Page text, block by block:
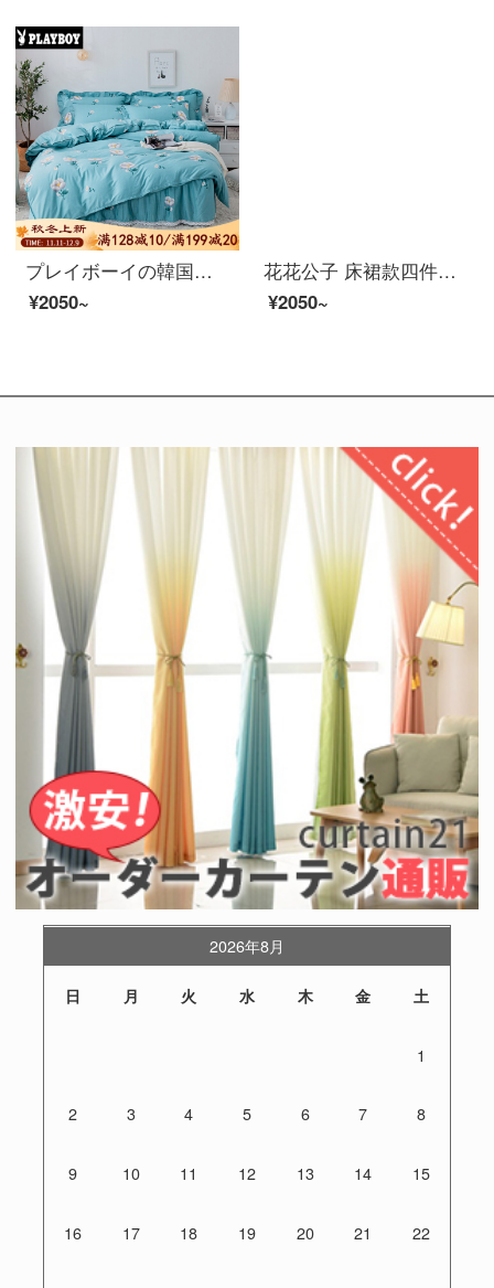
プレイボーイの韓国版のベッドのスカート式の4つのセットの綿のベッドカバーの純綿のシーツのベッドの笠のペアの1.5 m 1.8メートルの2.0 m布団カバーの3つのセットは掛け布団のベッドの品物の花様年華1.5 mベッドのスカートの4つのセットを配合することができます。
¥2050~
花花公子 床裙款四件套 韩版全棉床裙四件套纯棉床罩1.5m1.8米床套双人床上用品1.2m 国色天香新 1.8床标准
¥2050~
2026年8月
日 月 火 水 木 金 土
1
2 3 4 5 6 7 8
9 10 11 12 13 14 15
16 17 18 19 20 21 22